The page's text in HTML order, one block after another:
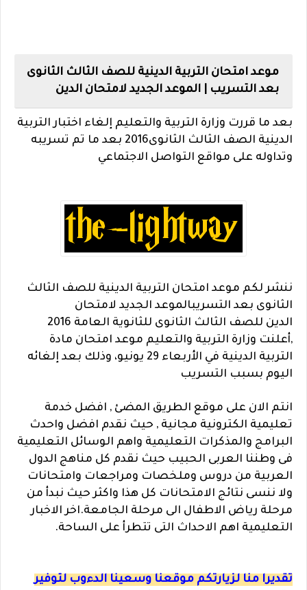
موعد امتحان التربية الدينية للصف الثالث الثانوى
بعد التسريب | الموعد الجديد لامتحان الدين
بعد ما قررت وزارة التربية والتعليم إلغاء اختبار التربية
الدينية الصف الثالث الثانوى2016 بعد ما تم تسريبه
وتداوله على مواقع التواصل الاجتماعي
ننشر لكم موعد امتحان التربية الدينية للصف الثالث
الثانوى بعد التسريبالموعد الجديد لامتحان
الدين للصف الثالث الثانوى
للثانوية العامة 2016
,أعلنت وزارة التربية والتعليم موعد امتحان مادة
التربية الدينية في الأربعاء 29 يونيو، وذلك بعد إلغائه
اليوم بسبب التسريب
انتم الان على موقع الطريق المضئ , افضل خدمة
تعليمية الكترونية مجانية , حيث نقدم افضل واحدث
البرامج والمذكرات التعليمية واهم الوسائل التعليمية
فى وطننا العربى الحبيب حيث نقدم كل مناهج الدول
العربية من دروس وملخصات ومراجعات وامتحانات
ولا ننسى نتائج الامتحانات كل هذا واكثر حيث نبدأ من
مرحلة رياض الاطفال الى مرحلة الجامعة.اخر الاخبار
التعليمية اهم الاحداث التى تتطرأ على الساحة.
تقديرا منا لزيارتكم موقعنا وسعينا الدءوب لتوفير